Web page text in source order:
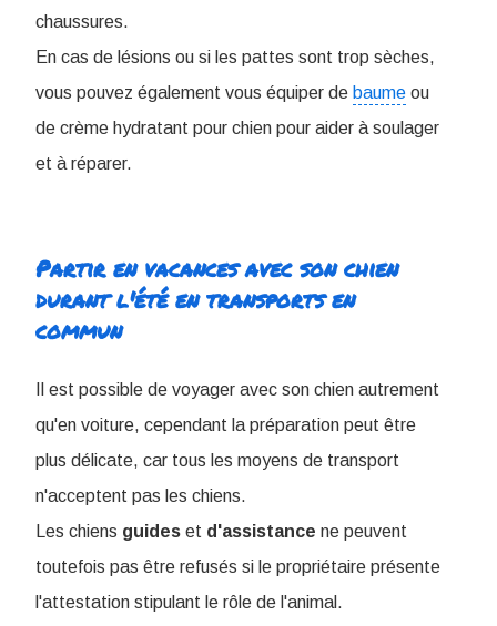
chaussures.
En cas de lésions ou si les pattes sont trop sèches,
vous pouvez également vous équiper de baume ou
de crème hydratant pour chien pour aider à soulager
et à réparer.
Partir en vacances avec son chien
durant l'été en transports en
commun
Il est possible de voyager avec son chien autrement
qu'en voiture, cependant la préparation peut être
plus délicate, car tous les moyens de transport
n'acceptent pas les chiens.
Les chiens guides et d'assistance ne peuvent
toutefois pas être refusés si le propriétaire présente
l'attestation stipulant le rôle de l'animal.